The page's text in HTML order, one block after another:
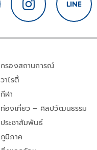
กรองสถานการณ์
วาไรตี้
กีฬา
ท่องเที่ยว – ศิลปวัฒนธรรม
ประชาสัมพันธ์
ภูมิภาค